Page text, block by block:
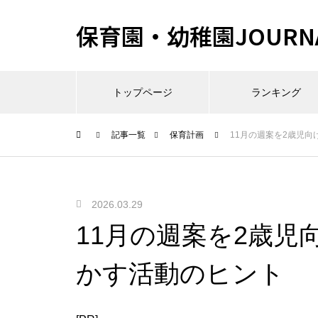
保育園・幼稚園
トップページ ランキング
記事一覧 保育計画 11月の週案を2歳児向
2026.03.29
11月の週案を2歳児
かす活動のヒント